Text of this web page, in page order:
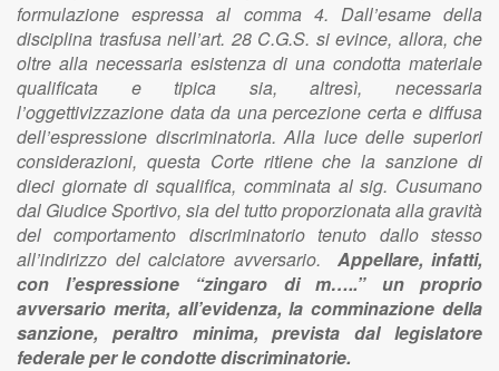
formulazione espressa al comma 4. Dall’esame della
disciplina trasfusa nell’art. 28 C.G.S. si evince, allora, che
oltre alla necessaria esistenza di una condotta materiale
qualificata e tipica sia, altresì, necessaria
l’oggettivizzazione data da una percezione certa e diffusa
dell’espressione discriminatoria. Alla luce delle superiori
considerazioni, questa Corte ritiene che la sanzione di
dieci giornate di squalifica, comminata al sig. Cusumano
dal Giudice Sportivo, sia del tutto proporzionata alla gravità
del comportamento discriminatorio tenuto dallo stesso
all’indirizzo del calciatore avversario. Appellare, infatti,
con l’espressione “zingaro di m…..” un proprio
avversario merita, all’evidenza, la comminazione della
sanzione, peraltro minima, prevista dal legislatore
federale per le condotte discriminatorie.